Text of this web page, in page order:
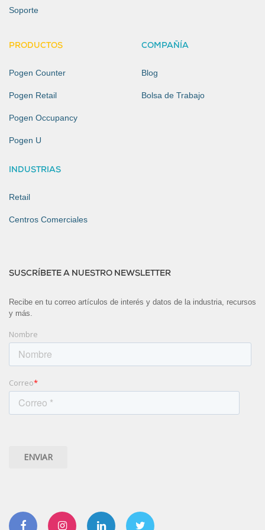
Soporte
PRODUCTOS
Pogen Counter
Pogen Retail
Pogen Occupancy
Pogen U
INDUSTRIAS
Retail
Centros Comerciales
COMPAÑÍA
Blog
Bolsa de Trabajo
SUSCRÍBETE A NUESTRO NEWSLETTER
Recibe en tu correo artículos de interés y datos de la industria, recursos
y más.
Nombre
Correo*